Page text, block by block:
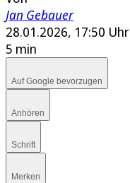
Jan Gebauer
28.01.2026, 17:50 Uhr
5 min
Auf Google bevorzugen
Anhören
Schrift
Merken